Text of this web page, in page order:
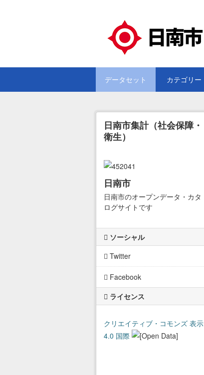
データセット カテゴリー
日南市集計（社会保障・
衛生）
日南市
日南市のオープンデータ・カタ
ログサイトです
ソーシャル
Twitter
Facebook
ライセンス
クリエイティブ・コモンズ 表示
4.0 国際